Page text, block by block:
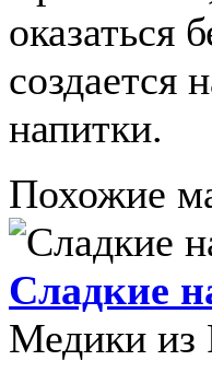
оказаться
создается
напитки.
Похожие
Сладкие
Медики из